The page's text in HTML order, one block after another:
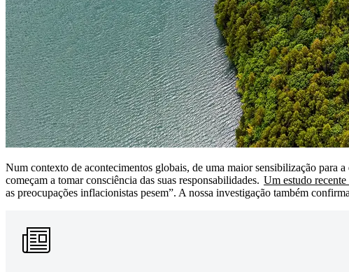
Num contexto de acontecimentos globais, de uma maior sensibilização para
começam a tomar consciência das suas responsabilidades. Um estudo
as preocupações inflacionistas pesem”. A nossa investigação também